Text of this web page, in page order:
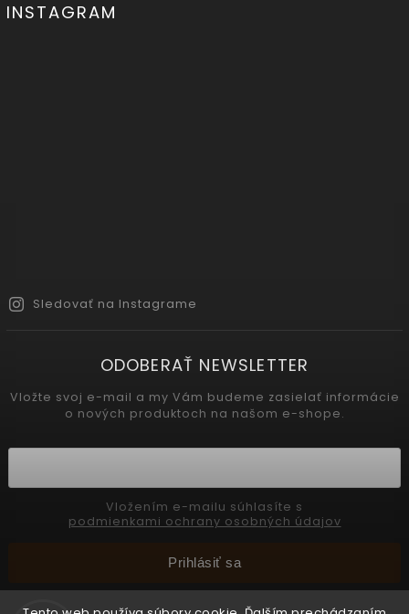
INSTAGRAM
Sledovať na Instagrame
ODOBERAŤ NEWSLETTER
Vložte svoj e-mail a my Vám budeme zasielať informácie
o nových produktoch na našom e-shope.
podmienkami ochrany osobných údajov
Prihlásiť sa